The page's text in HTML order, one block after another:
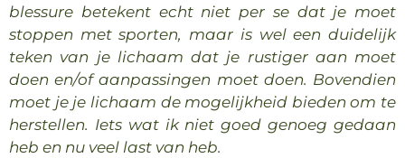
blessure betekent echt niet per se dat je moet
stoppen met sporten, maar is wel een duidelijk
teken van je lichaam dat je rustiger aan moet
doen en/of aanpassingen moet doen. Bovendien
moet je je lichaam de mogelijkheid bieden om te
herstellen. Iets wat ik niet goed genoeg gedaan
heb en nu veel last van heb.